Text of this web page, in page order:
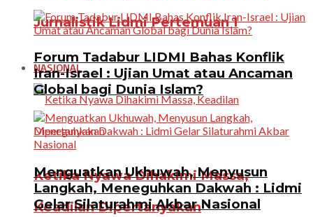
Jurnalistik Lidmi Pertemuan 1
NASIONAL
Ketika Nyawa Dihakimi Massa,
Keadilan Dipertanyakan
Forum Tadabur LIDMI Bahas Konflik
Iran-Israel : Ujian Umat atau Ancaman
Global bagi Dunia Islam?
Menguatkan Ukhuwah, Menyusun
Langkah, Meneguhkan Dakwah : Lidmi
Gelar Silaturahmi Akbar Nasional